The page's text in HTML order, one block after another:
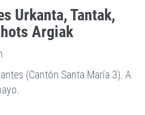
Urkanta, Tantak,
Argiak
(Cantón Santa María 3). A